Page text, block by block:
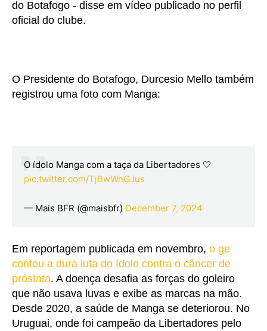
do Botafogo - disse em vídeo publicado no perfil
oficial do clube.
O Presidente do Botafogo, Durcesio Mello também
registrou uma foto com Manga:
O ídolo Manga com a taça da Libertadores 🤍
pic.twitter.com/TjBwWnGJus
— Mais BFR (@maisbfr) December 7, 2024
Em reportagem publicada em novembro, o ge
contou a dura luta do ídolo contra o câncer de
próstata. A doença desafia as forças do goleiro
que não usava luvas e exibe as marcas na mão.
Desde 2020, a saúde de Manga se deteriorou. No
Uruguai, onde foi campeão da Libertadores pelo